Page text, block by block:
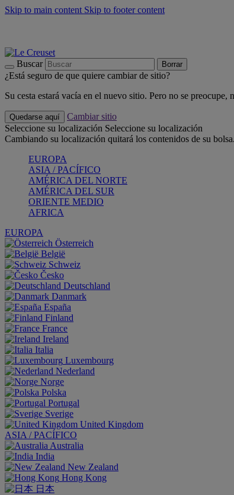
Skip to main content Skip to footer content
Buscar Borrar
¿Está seguro de que quiere cambiar de sitio?
Su cesta estará vacía en el nuevo sitio. Pero no se
Quedarse aquí
Cambiar sitio
Seleccione su localización Seleccione su localización
Cambiando su localización quitará los contenidos de su
EUROPA
ASIA / PACÍFICO
AMÉRICA DEL NORTE
AMÉRICA DEL SUR
ORIENTE MEDIO
AFRICA
EUROPA
Österreich
België
Schweiz
Česko
Deutschland
Danmark
España
Finland
France
Ireland
Italia
Luxembourg
Nederland
Norge
Polska
Portugal
Sverige
United Kingdom
ASIA / PACÍFICO
Australia
India
New Zealand
Hong Kong
日本